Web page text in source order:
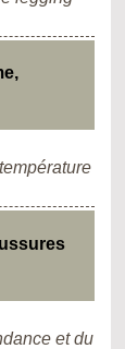
et du